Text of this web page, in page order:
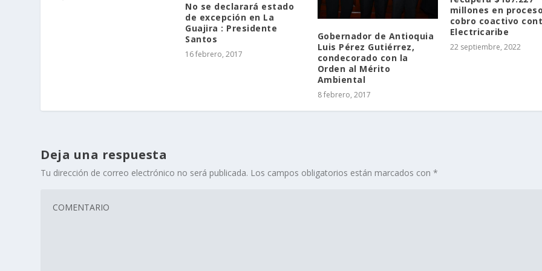
No se declarará estado
de excepción en La
Guajira : Presidente
Santos
16 febrero, 2017
Gobernador de Antioquia
Luis Pérez Gutiérrez,
condecorado con la
Orden al Mérito
Ambiental
8 febrero, 2017
millones en
cobro coactivo
Electricaribe
22 septiembre, 2022
Deja una respuesta
Tu dirección de correo electrónico no será publicada. Los campos obligatorios están marcados con*